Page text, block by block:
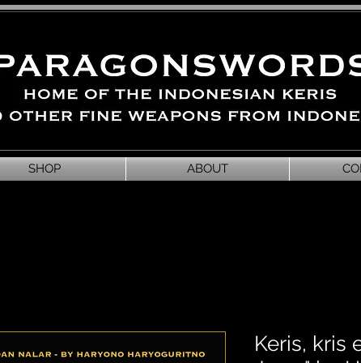
SHOP ABOUT
Keris, kris